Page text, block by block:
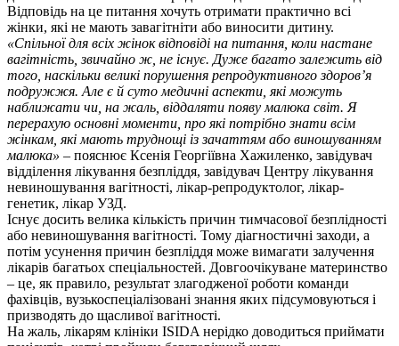
Відповідь на це питання хочуть отримати практично всі
жінки, які не мають завагітніти або виносити дитину.
«Спільної для всіх жінок відповіді на питання, коли настане
вагітність, звичайно ж, не існує. Дуже багато залежить від
того, наскільки великі порушення репродуктивного здоров’я
подружжя. Але є й суто медичні аспекти, які можуть
наближати чи, на жаль, віддаляти появу малюка світ. Я
перерахую основні моменти, про які потрібно знати всім
жінкам, які мають труднощі із зачаттям або виношуванням
малюка» – пояснює Ксенія Георгіївна Хажиленко, завідувач
відділення лікування безпліддя, завідувач Центру лікування
невиношування вагітності, лікар-репродуктолог, лікар-
генетик, лікар УЗД.
Існує досить велика кількість причин тимчасової безплідності
або невиношування вагітності. Тому діагностичні заходи, а
потім усунення причин безпліддя може вимагати залучення
лікарів багатьох спеціальностей. Довгоочікуване материнство
– це, як правило, результат злагодженої роботи команди
фахівців, вузькоспеціалізовані знання яких підсумовуються і
призводять до щасливої вагітності.
На жаль, лікарям клініки ISIDA нерідко доводиться приймати